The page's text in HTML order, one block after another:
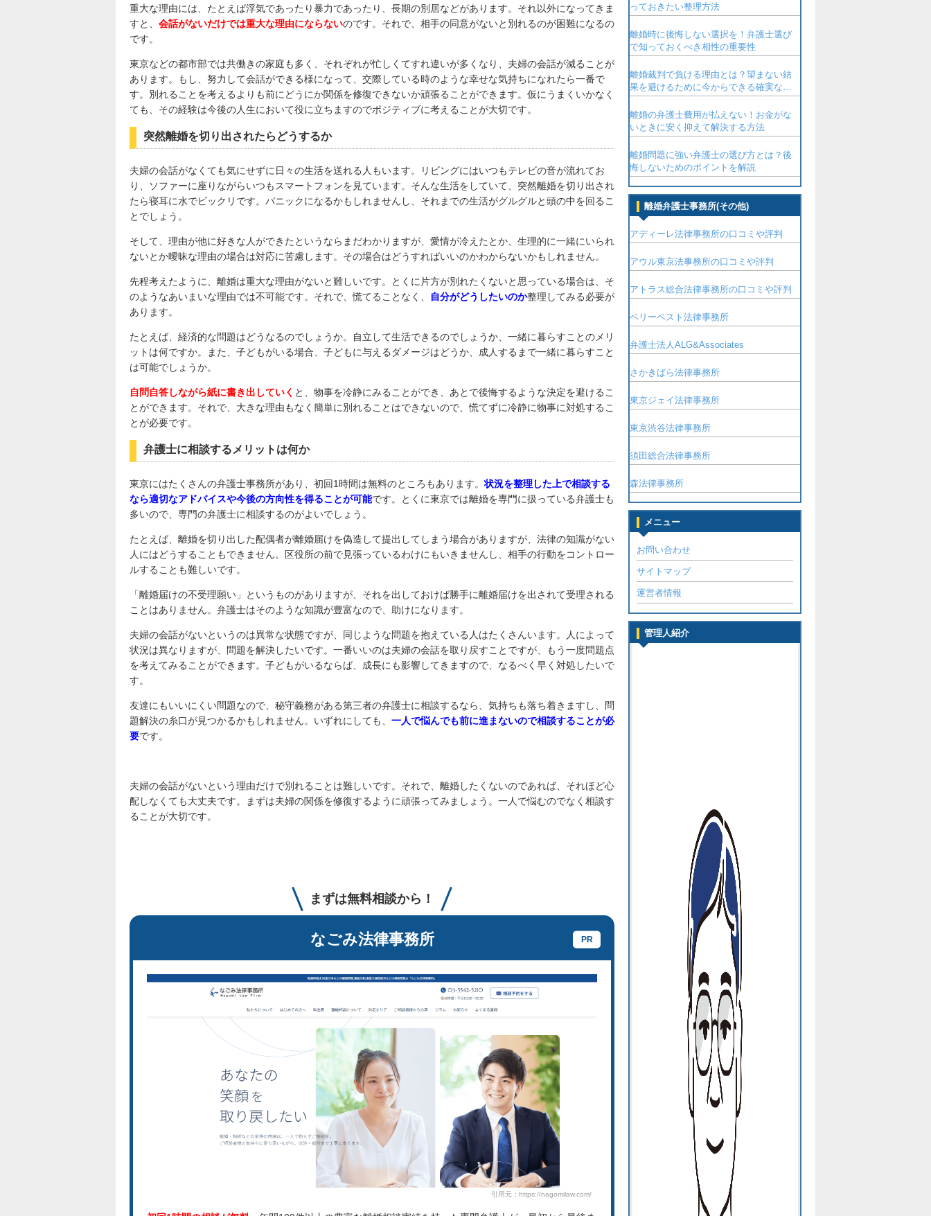
重大な理由には、たとえば浮気であったり暴力であったり、長期の別居などがあります。それ以外になってきま
すと、 会話がないだけでは重大な理由にならないのです。それで、相手の同意がないと別れるのが困難になるの
です。
東京などの都市部では共働きの家庭も多く、それぞれが忙しくてすれ違いが多くなり、夫婦の会話が減ることが
あります。もし、努力して会話ができる様になって、交際している時のような幸せな気持ちになれたら一番で
す。別れることを考えるよりも前にどうにか関係を修復できないか頑張ることができます。仮にうまくいかなく
ても、その経験は今後の人生において役に立ちますのでポジティブに考えることが大切です。
突然離婚を切り出されたらどうするか
夫婦の会話がなくても気にせずに日々の生活を送れる人もいます。リビングにはいつもテレビの音が流れてお
り、ソファーに座りながらいつもスマートフォンを見ています。そんな生活をしていて、突然離婚を切り出され
たら寝耳に水でビックリです。パニックになるかもしれませんし、それまでの生活がグルグルと頭の中を回るこ
とでしょう。
そして、理由が他に好きな人ができたというならまだわかりますが、愛情が冷えたとか、生理的に一緒にいられ
ないとか曖昧な理由の場合は対応に苦慮します。その場合はどうすればいいのかわからないかもしれません。
先程考えたように、離婚は重大な理由がないと難しいです。とくに片方が別れたくないと思っている場合は、そ
のようなあいまいな理由では不可能です。それで、慌てることなく、
自分がどうしたいのか整理してみる必要が
あります。
たとえば、経済的な問題はどうなるのでしょうか。自立して生活できるのでしょうか、一緒に暮らすことのメリ
ットは何ですか。また、子どもがいる場合、子どもに与えるダメージはどうか、成人するまで一緒に暮らすこと
は可能でしょうか。
自問自答しながら紙に書き出していく と、物事を冷静にみることができ、あとで後悔するような決定を避けるこ
とができます。それで、大きな理由もなく簡単に別れることはできないので、慌てずに冷静に物事に対処するこ
とが必要です。
弁護士に相談するメリットは何か
東京にはたくさんの弁護士事務所があり、初回1時間は無料のところもあります。状況を整理した上で相談する
なら適切なアドバイスや今後の方向性を得ることが可能です。とくに東京では離婚を専門に扱っている弁護士も
多いので、専門の弁護士に相談するのがよいでしょう。
たとえば、離婚を切り出した配偶者が離婚届けを偽造して提出してしまう場合がありますが、法律の知識がない
人にはどうすることもできません。区役所の前で見張っているわけにもいきませんし、相手の行動をコントロー
ルすることも難しいです。
「離婚届けの不受理願い」というものがありますが、それを出しておけば勝手に離婚届けを出されて受理される
ことはありません。弁護士はそのような知識が豊富なので、助けになります。
夫婦の会話がないというのは異常な状態ですが、同じような問題を抱えている人はたくさんいます。人によって
状況は異なりますが、問題を解決したいです。一番いいのは夫婦の会話を取り戻すことですが、もう一度問題点
を考えてみることができます。子どもがいるならば、成長にも影響してきますので、なるべく早く対処したいで
す。
友達にもいいにくい問題なので、秘守義務がある第三者の弁護士に相談するなら、気持ちも落ち着きますし、問
題解決の糸口が見つかるかもしれません。いずれにしても、 一人で悩んでも前に進まないので相談することが必
要です。
夫婦の会話がないという理由だけで別れることは難しいです。それで、離婚したくないのであれば、それほど心
配しなくても大丈夫です。まずは夫婦の関係を修復するように頑張ってみましょう。一人で悩むのでなく相談す
ることが大切です。
まずは無料相談から！
なごみ法律事務所
引用元：https://nagomilaw.com/
っておきたい整理方法
離婚時に後悔しない選択を！弁護士選び
で知っておくべき相性の重要性
離婚裁判で負ける理由とは？望まない結
果を避けるために今からできる確実な対
策
離婚の弁護士費用が払えない！お金がな
いときに安く抑えて解決する方法
離婚問題に強い弁護士の選び方とは？後
悔しないためのポイントを解説
離婚弁護士事務所(その他)
アディーレ法律事務所の口コミや評判
アウル東京法事務所の口コミや評判
アトラス総合法律事務所の口コミや評判
ベリーベスト法律事務所
弁護士法人ALG&Associates
さかきばら法律事務所
東京ジェイ法律事務所
東京渋谷法律事務所
須田総合法律事務所
森法律事務所
メニュー
お問い合わせ
サイトマップ
運営者情報
管理人紹介